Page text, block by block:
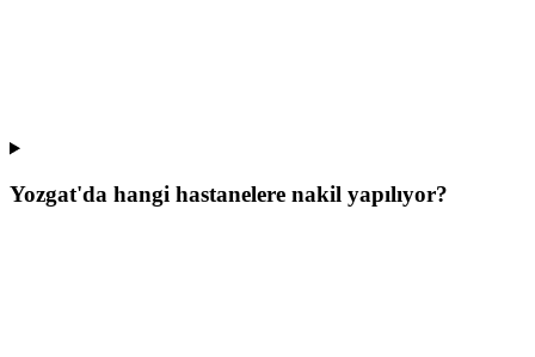
Yozgat'da hangi hastanelere nakil yapılıyor?